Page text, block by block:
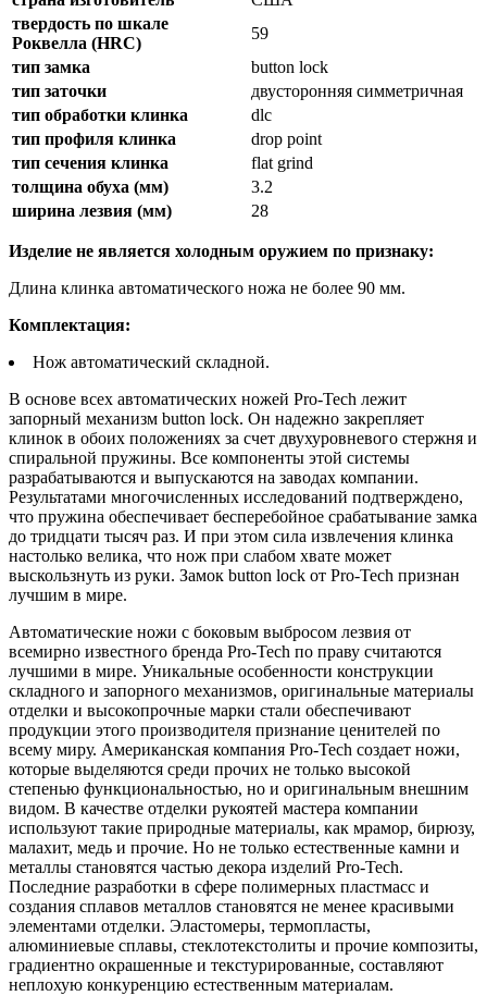
твердость по шкале
Роквелла (HRC)
59
тип замка
button lock
тип заточки
двусторонняя симметричная
тип обработки клинка
dlc
тип профиля клинка
drop point
тип сечения клинка
flat grind
толщина обуха (мм)
3.2
ширина лезвия (мм)
28
Изделие не является холодным оружием по признаку:
Длина клинка автоматического ножа не более 90 мм.
Комплектация:
Нож автоматический складной.
В основе всех автоматических ножей Pro-Tech лежит
запорный механизм button lock. Он надежно закрепляет
клинок в обоих положениях за счет двухуровневого стержня и
спиральной пружины. Все компоненты этой системы
разрабатываются и выпускаются на заводах компании.
Результатами многочисленных исследований подтверждено,
что пружина обеспечивает бесперебойное срабатывание замка
до тридцати тысяч раз. И при этом сила извлечения клинка
настолько велика, что нож при слабом хвате может
выскользнуть из руки. Замок button lock от Pro-Tech признан
лучшим в мире.
Автоматические ножи с боковым выбросом лезвия от
всемирно известного бренда Pro-Tech по праву считаются
лучшими в мире. Уникальные особенности конструкции
складного и запорного механизмов, оригинальные материалы
отделки и высокопрочные марки стали обеспечивают
продукции этого производителя признание ценителей по
всему миру. Американская компания Pro-Tech создает ножи,
которые выделяются среди прочих не только высокой
степенью функциональностью, но и оригинальным внешним
видом. В качестве отделки рукоятей мастера компании
используют такие природные материалы, как мрамор, бирюзу,
малахит, медь и прочие. Но не только естественные камни и
металлы становятся частью декора изделий Pro-Tech.
Последние разработки в сфере полимерных пластмасс и
создания сплавов металлов становятся не менее красивыми
элементами отделки. Эластомеры, термопласты,
алюминиевые сплавы, стеклотекстолиты и прочие композиты,
градиентно окрашенные и текстурированные, составляют
неплохую конкуренцию естественным материалам.